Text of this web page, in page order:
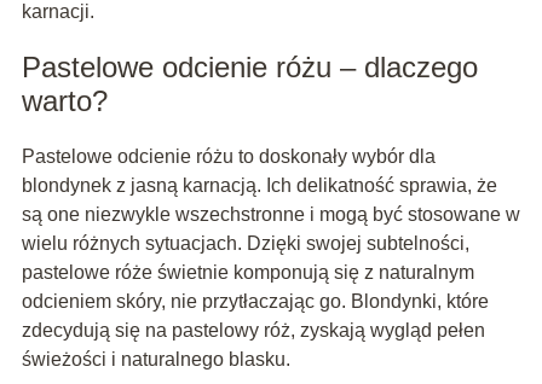
karnacji.
Pastelowe odcienie różu – dlaczego
warto?
Pastelowe odcienie różu to doskonały wybór dla
blondynek z jasną karnacją. Ich delikatność sprawia, że
są one niezwykle wszechstronne i mogą być stosowane w
wielu różnych sytuacjach. Dzięki swojej subtelności,
pastelowe róże świetnie komponują się z naturalnym
odcieniem skóry, nie przytłaczając go. Blondynki, które
zdecydują się na pastelowy róż, zyskają wygląd pełen
świeżości i naturalnego blasku.